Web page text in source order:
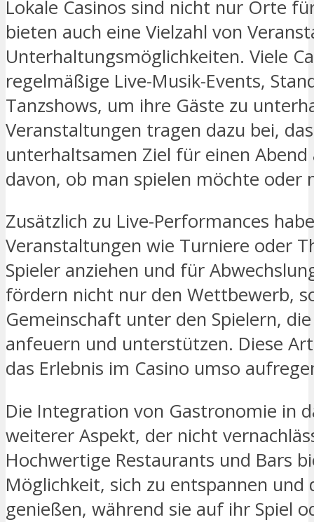
Lokale Casinos sind nicht nur Orte
bieten auch eine Vielzahl von
Unterhaltungsmöglichkeiten. Viele
regelmäßige Live-Musik-Events,
Tanzshows, um ihre Gäste zu
Veranstaltungen tragen dazu bei,
unterhaltsamen Ziel für einen
davon, ob man spielen möchte oder
Zusätzlich zu Live-Performances
Veranstaltungen wie Turniere oder
Spieler anziehen und für
fördern nicht nur den Wettbewerb,
Gemeinschaft unter den Spielern,
anfeuern und unterstützen. Diese
das Erlebnis im Casino umso
Die Integration von Gastronomie in
weiterer Aspekt, der nicht
Hochwertige Restaurants und Bars
Möglichkeit, sich zu entspannen und
genießen, während sie auf ihr Spiel